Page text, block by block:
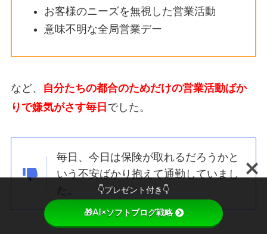
お客様のニーズを無視した営業活動
意味不明な全局営業デー
など、
自分たちの都合のためだけの営業活動ばか
り で嫌気がさす毎日 でした。
毎日、今日は保険が取れるだろうかと
いう不安ばかり抱えて通勤 していまし
た。
👇プレゼント付き👇
🎁AI×ソフトブログ戦略